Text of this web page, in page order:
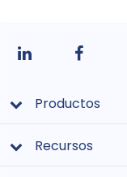
Productos
Recursos